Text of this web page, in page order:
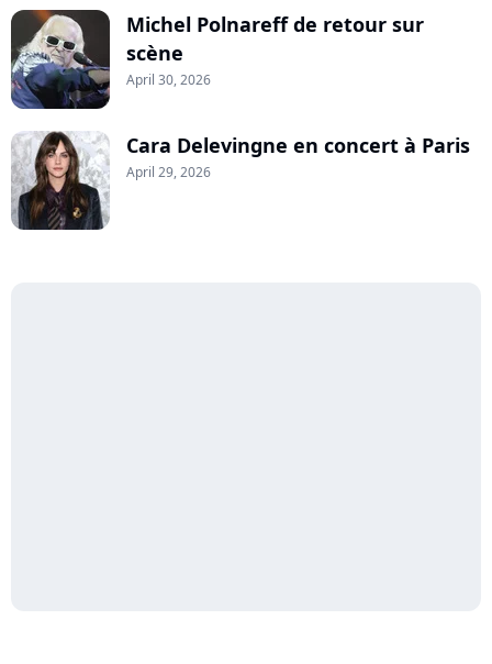
Michel Polnareff de retour sur
scène
April 30, 2026
Cara Delevingne en concert à Paris
April 29, 2026